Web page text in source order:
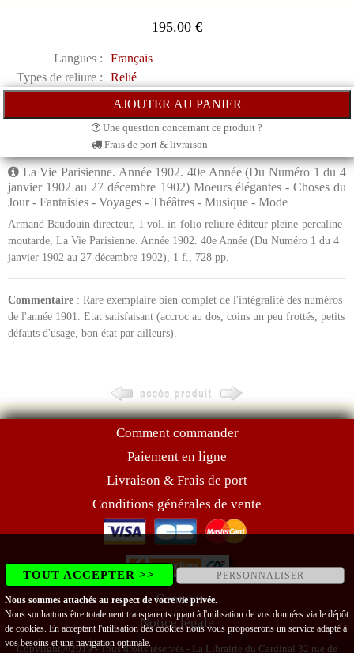
195.00 €
Langues :
Français
Types de reliure :
Relié
Une question concernant ce produit ?
Frais de port & livraison
La Vie Parisienne. Année 1902. 40e Année (Du Numéro 1 du 4
janvier 1902 au 27 décembre 1902) Moeurs élégantes - Choses du
Jour - Fantaisies - Voyages - Théâtres - Musique - Mode
Armand Baudouin directeur, 1 vol. in-folio reliure éditeur pleine-percaline
moutarde, La Vie Parisienne. Année 1902. 40e Année (Du Numéro 1 du 4
janvier 1902 au 27 décembre 1902), 1 f., 728 pp.
Commentaire : Rare exemplaire bien complet de l'intégralité des numéros
de l'année 1901. Etat satisfaisant (accroc au dos, coins un peu frottés, petits
défauts d'usage, bon état par ailleurs).
Comment commander
Paiement en ligne
Livraison & Frais de port
Conditions générales de vente
Contact
Notice légale
Copyright@2019 - Tous droits réservés - La Librairie du Cardinal 32 rue de
TOUT ACCEPTER >> PERSONNALISER
Nous sommes attachés au respect de votre vie privée.
Nous souhaitons être totalement transparents quant à l'utilisation de vos données via le dépôt
de cookies. En acceptant l'utilisation des cookies nous vous proposerons un service adapté à
vos besoins et une navigation optimale.